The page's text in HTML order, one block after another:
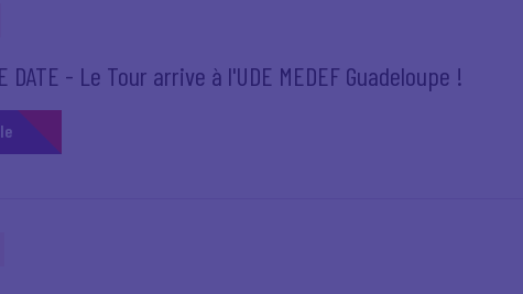
DATE - Le Tour arrive à l'UDE MEDEF Guadeloupe !